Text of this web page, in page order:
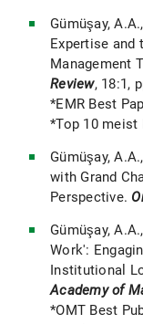
Gümüşay,
Expertise and
Management
Review, 18:1,
*EMR Best
*Top 10 meist
Gümüşay,
with Grand
Perspective.
Gümüşay,
Work':
Institutional
Academy of
*OMT Best